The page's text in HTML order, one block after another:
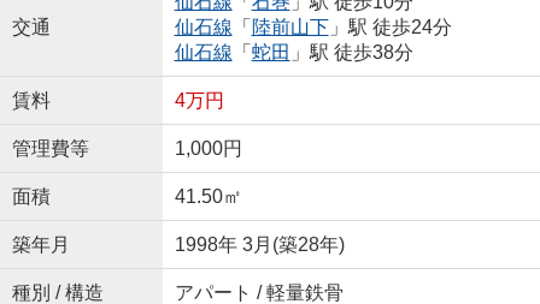
交通
仙石線 「 陸前山下」駅 徒歩24分
仙石線 「 蛇田 」駅 徒歩38分
賃料 4万円
管理費等 1,000円
面積 41.50㎡
築年月 1998年 3月(築28年)
種別 / 構造 アパート / 軽量鉄骨